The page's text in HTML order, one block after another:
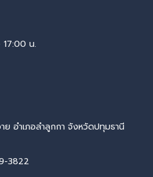
17:00 น.
อำเภอลำลูกกา จังหวัดปทุมธานี
3822